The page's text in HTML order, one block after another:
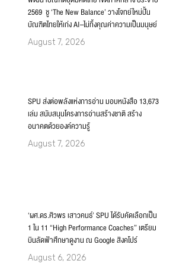
2569 ชู ‘The New Balance’ วางโจทย์ใหม่ปั้น
บัณฑิตไทยให้เก่ง AI–ไม่ทิ้งคุณค่าความเป็นมนุษย์
August 7, 2026
SPU ส่งต่อพลังแห่งการอ่าน มอบหนังสือ 13,673
เล่ม สนับสนุนโครงการอ่านสร้างชาติ สร้าง
อนาคตด้วยองค์ความรู้
August 7, 2026
‘ผศ.ดร.ศิวพร เสาวคนธ์’ SPU ได้รับคัดเลือกเป็น
1 ใน 11 “High Performance Coaches” เตรียม
บินลัดฟ้าศึกษาดูงาน ณ Google สิงคโปร์
August 6, 2026